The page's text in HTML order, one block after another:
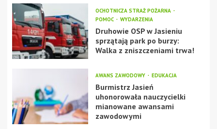
OCHOTNICZA STRAŻ POŻARNA
POMOC
WYDARZENIA
Druhowie OSP w Jasieniu
sprzątają park po burzy:
Walka z zniszczeniami trwa!
AWANS ZAWODOWY EDUKACJA
Burmistrz Jasień
uhonorowała nauczycielki
mianowane awansami
zawodowymi